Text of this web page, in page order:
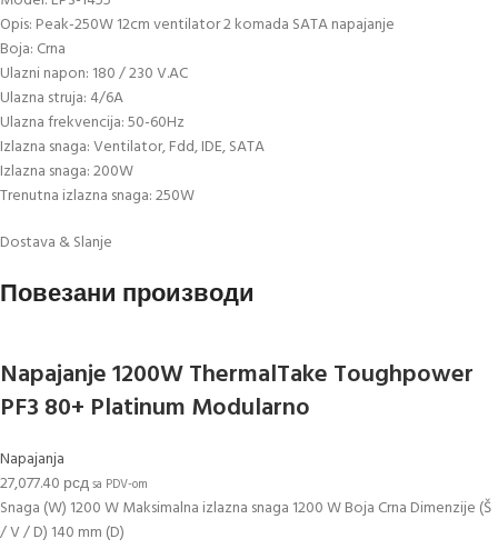
Opis: Peak-250W 12cm ventilator 2 komada SATA napajanje
Boja: Crna
Ulazni napon: 180 / 230 V.AC
Ulazna struja: 4/6A
Ulazna frekvencija: 50-60Hz
Izlazna snaga: Ventilator, Fdd, IDE, SATA
Izlazna snaga: 200W
Trenutna izlazna snaga: 250W
Dostava & Slanje
Повезани производи
Napajanje 1200W ThermalTake Toughpower
PF3 80+ Platinum Modularno
Napajanja
27,077.40 рсдsa PDV-om
Snaga (W) 1200 W Maksimalna izlazna snaga 1200 W Boja Crna Dimenzije (Š
/ V / D) 140 mm (D)